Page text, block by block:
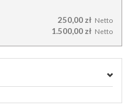
250,00 zł Netto
1.500,00 zł Netto